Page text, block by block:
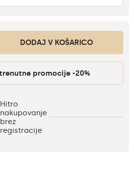
DODAJ V KOŠARICO
Aktivacija trenutne promocije -20%
Hitro
nakupovanje
brez
registracije